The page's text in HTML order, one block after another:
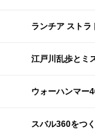
ランチア ストラ
江戸川乱歩とミ
ウォーハンマー
スバル360をつ